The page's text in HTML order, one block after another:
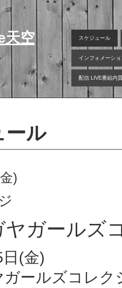
空 スケジュール
インフォメーショ
配信 LIVE番組内
ル
)
ヤガールズ
(金)
ガールズコレ